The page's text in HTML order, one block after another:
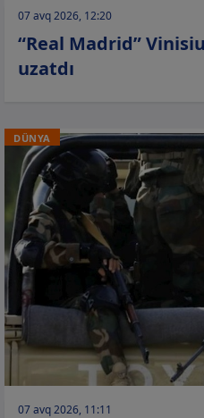
07 avq 2026, 12:20
“Real Madrid”
uzatdı
DÜNYA
07 avq 2026, 11:11